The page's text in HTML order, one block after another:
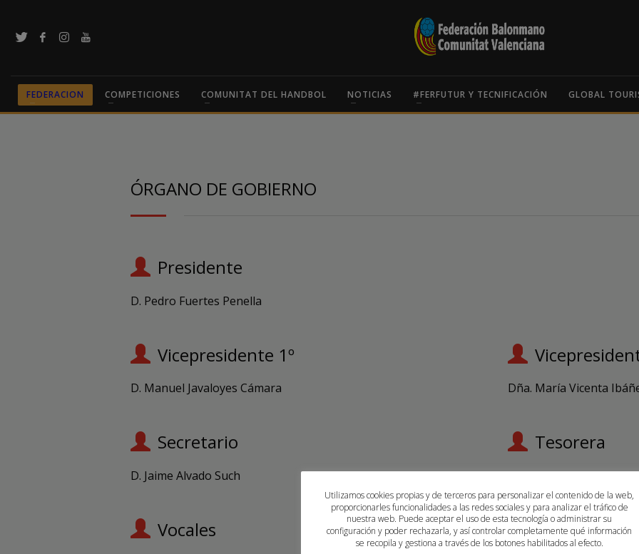
FEDERACION COMPETICIONES COMUNITAT DEL HANDBOL NOTICIAS #FERFUTUR Y TECNIFICACIÓN GLOBAL
ÓRGANO DE GOBIERNO
Presidente
D. Pedro Fuertes Penella
Vicepresidente 1º
D. Manuel Javaloyes Cámara Dña. María Vicenta
Secretario
D. Jaime Alvado Such
Tesorera
Dña. María José Ruiz
Vocales
Utilizamos cookies propias y de terceros para personalizar el contenido de la web,
proporcionarles funcionalidades a las redes sociales y para analizar el tráfico de
nuestra web. Puede aceptar el uso de esta tecnología o administrar su
configuración y poder rechazarla, y así controlar completamente qué información
se recopila y gestiona a través de los botones habilitados al efecto.